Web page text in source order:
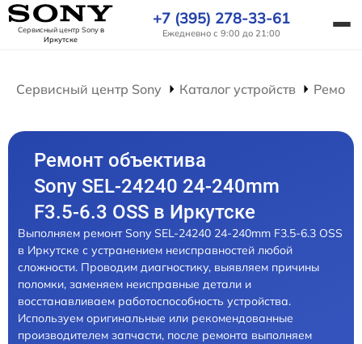
Сервисный центр Sonyв
Иркутске
+7 (395) 278-33-61
Ежедневно с 9:00 до 21:00
Сервисный центр Sony Каталог устройств
Ремонт объектива
Sony SEL-24240 24-240mm
F3.5-6.3 OSS в Иркутске
Выполняем ремонт Sony SEL-24240 24-240mm F3.5-6.3 OSS
в Иркутске с устранением неисправностей любой
сложности. Проводим диагностику, выявляем причины
поломки, заменяем неисправные детали и
восстанавливаем работоспособность устройства.
Используем оригинальные или рекомендованные
производителем запчасти, после ремонта выполняем